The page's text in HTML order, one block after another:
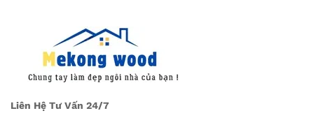
Liên Hệ Tư Vấn 24/7